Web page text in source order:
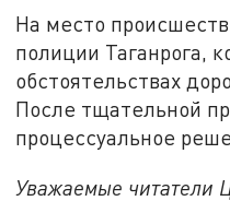
На место
полиции Таганрога,
обстоятельствах
После тщательной
процессуальное
Уважаемые читатели